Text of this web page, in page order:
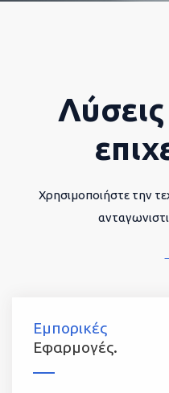
Χρησιμοποιήστε την
Εμπορικές
Εφαρμογές.